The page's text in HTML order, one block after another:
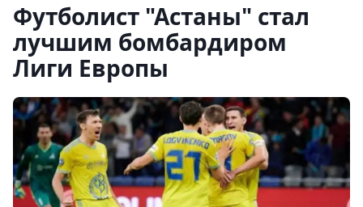
Футболист "Астаны" стал
лучшим бомбардиром
Лиги Европы